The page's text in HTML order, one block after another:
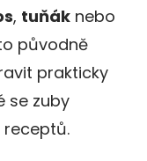
, tuňák nebo
původně
prakticky
se zuby
receptů.